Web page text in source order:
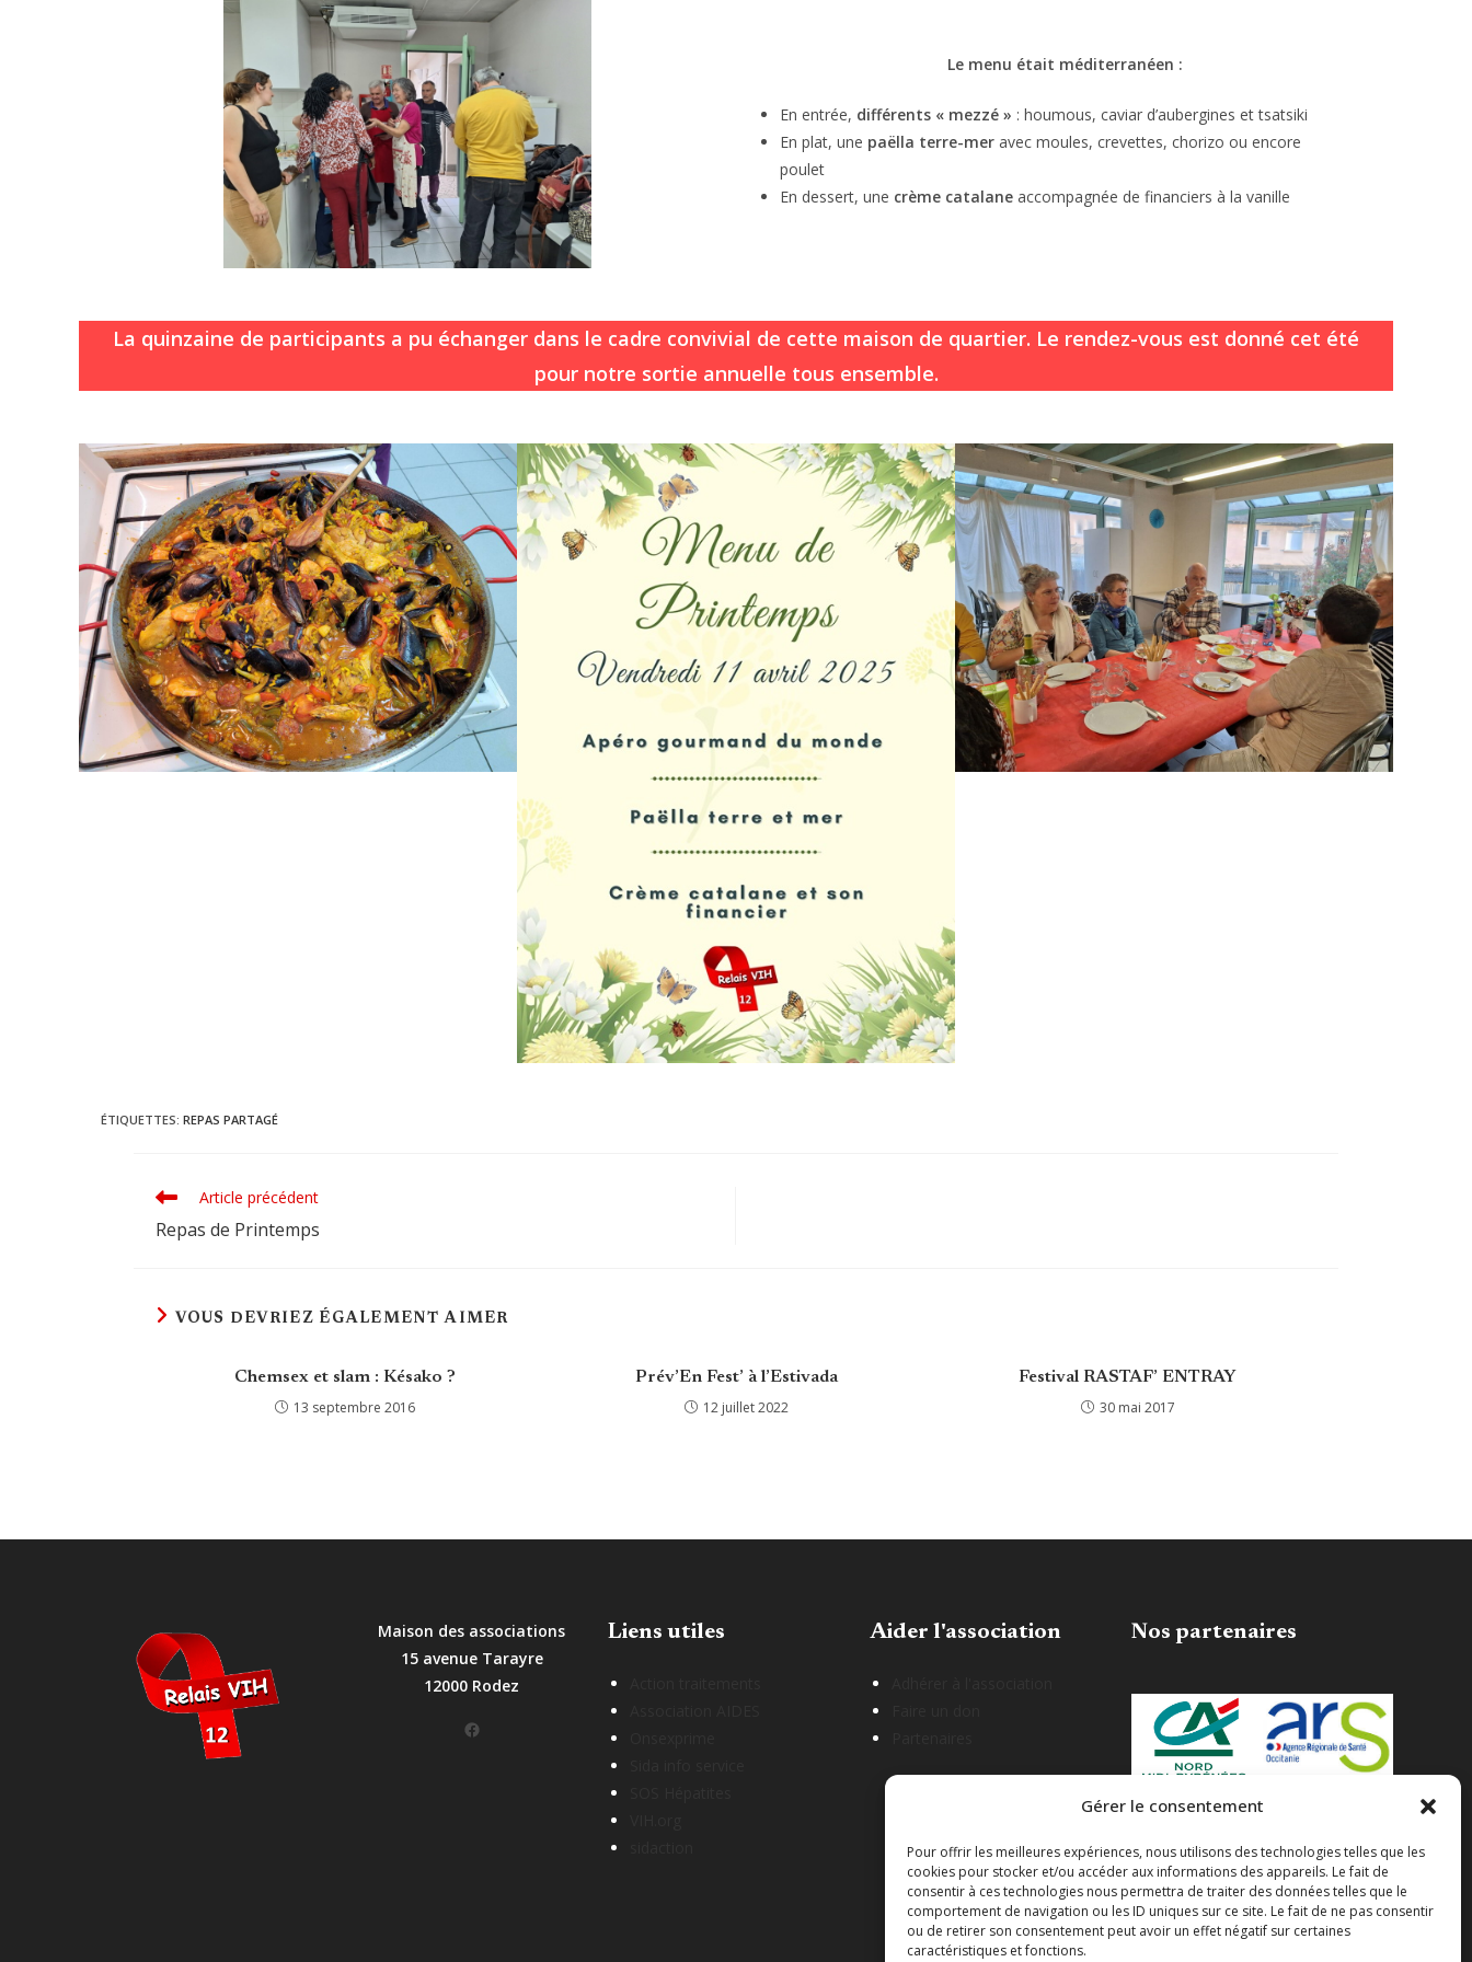
Gérer le consentement
Pour offrir les meilleures expériences, nous utilisons des technologies telles que les
cookies pour stocker et/ou accéder aux informations des appareils. Le fait de
consentir à ces technologies nous permettra de traiter des données telles que le
comportement de navigation ou les ID uniques sur ce site. Le fait de ne pas consentir
ou de retirer son consentement peut avoir un effet négatif sur certaines
caractéristiques et fonctions.
Le menu était méditerranéen :
En entrée, différents « mezzé » : houmous, caviar d’aubergines et tsatsiki
En plat, une paëlla terre-mer avec moules, crevettes, chorizo ou encore
poulet
En dessert, une crème catalane accompagnée de financiers à la vanille
La quinzaine de participants a pu échanger dans le cadre convivial de cette maison de quartier. Le rendez-vous est donné cet été
pour notre sortie annuelle tous ensemble.
ÉTIQUETTES: REPAS PARTAGÉ
Read
articles
Article précédent
Repas de Printemps
VOUS DEVRIEZ ÉGALEMENT AIMER
Chemsex et slam : Késako ?
13 septembre 2016
Prév’En Fest’ à l’Estivada
12 juillet 2022
Festival RASTAF’ ENTRAY
30 mai 2017
Maison des associations
15 avenue Tarayre
12000 Rodez
Facebook
Liens utiles Aider l'association Nos partenaires